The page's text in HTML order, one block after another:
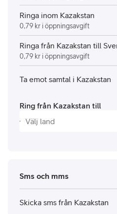
Ringa inom Kazakstan
0,79 kr i öppningsavgift
Ringa från Kazakstan till
0,79 kr i öppningsavgift
Ta emot samtal i Kazakstan
Ring från Kazakstan till
Sms och mms
Skicka sms från Kazakstan